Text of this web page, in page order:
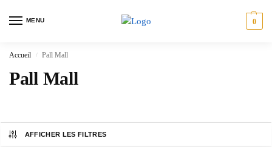
MENU 0
Accueil / Pall Mall
Pall Mall
AFFICHER LES FILTRES